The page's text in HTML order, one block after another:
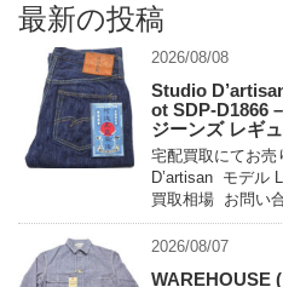
最新の投稿
2026/08/08
Studio
ot SDP-D1866
ジーンズ レギ
宅配買取にてお
D’artisan モデル
買取相場 お問い
2026/08/07
WAREHOUSE